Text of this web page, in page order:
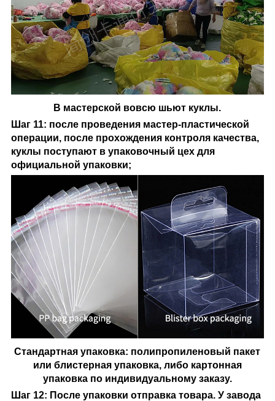
В мастерской вовсю шьют куклы.
Шаг 11: после проведения мастер-пластической
операции, после прохождения контроля качества,
куклы поступают в упаковочный цех для
официальной упаковки;
Стандартная упаковка: полипропиленовый пакет
или блистерная упаковка, либо картонная
упаковка по индивидуальному заказу.
Шаг 12: После упаковки отправка товара. У завода